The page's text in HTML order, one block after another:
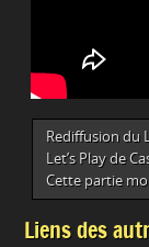
Rediffusion du
Let’s Play de
Cette partie
Liens des